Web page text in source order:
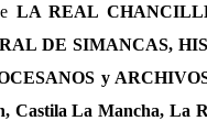
LA REAL
DE SIMANCAS,
y
La Mancha, La